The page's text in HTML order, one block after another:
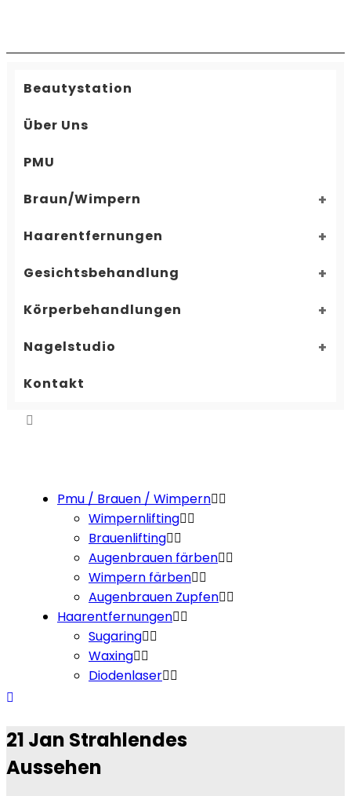
Beautystation
Über Uns
PMU
Braun/Wimpern
Haarentfernungen
Gesichtsbehandlung
Körperbehandlungen
Nagelstudio
Kontakt
Pmu / Brauen / Wimpern
Wimpernlifting
Brauenlifting
Augenbrauen färben
Wimpern färben
Augenbrauen Zupfen
Haarentfernungen
Sugaring
Waxing
Diodenlaser
21 Jan Strahlendes
Aussehen